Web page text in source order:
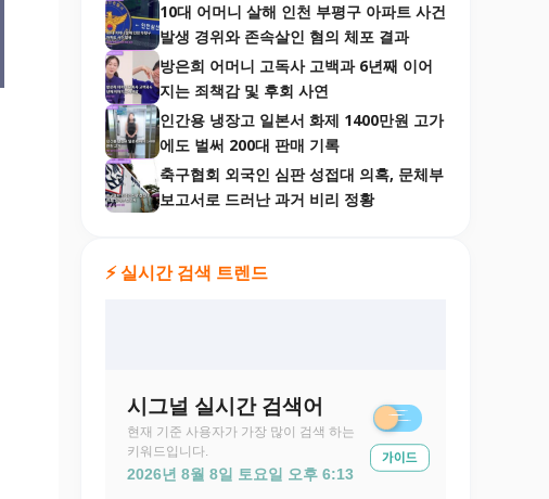
10대 어머니 살해 인천 부평구 아파트 사건
발생 경위와 존속살인 혐의 체포 결과
방은희 어머니 고독사 고백과 6년째 이어
지는 죄책감 및 후회 사연
인간용 냉장고 일본서 화제 1400만원 고가
에도 벌써 200대 판매 기록
축구협회 외국인 심판 성접대 의혹, 문체부
보고서로 드러난 과거 비리 정황
⚡ 실시간 검색 트렌드